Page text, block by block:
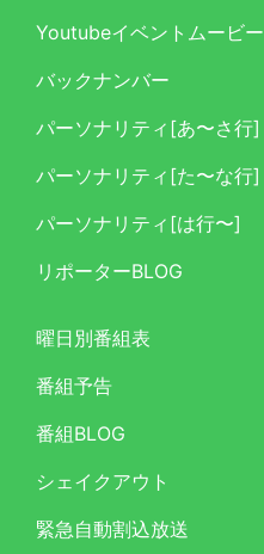
Youtubeイベントムービー
バックナンバー
パーソナリティ[あ〜さ行]
パーソナリティ[た〜な行]
パーソナリティ[は行〜]
リポーターBLOG
曜日別番組表
番組予告
番組BLOG
シェイクアウト
緊急自動割込放送